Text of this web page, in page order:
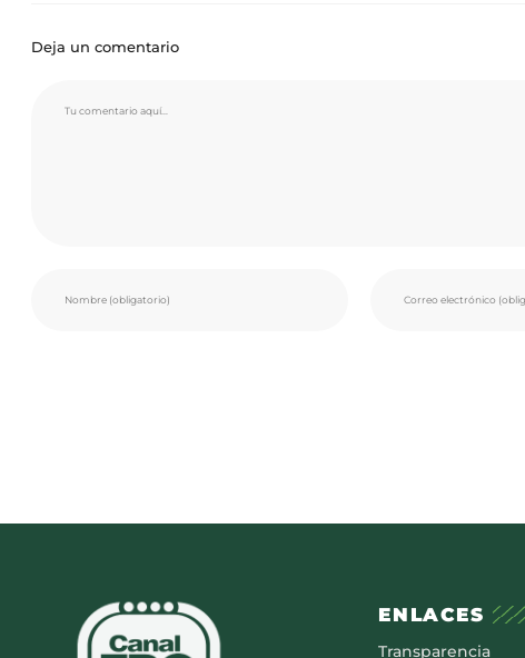
Deja un comentario
ENLACES
Transparencia